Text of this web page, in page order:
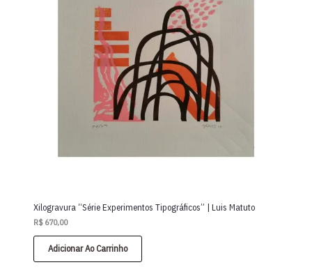
Xilogravura “Série Experimentos Tipográficos” | Luis Matuto
R$ 670,00
Adicionar Ao Carrinho